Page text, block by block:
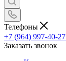
Телефоны
+7 (964) 997-40-27
Заказать звонок